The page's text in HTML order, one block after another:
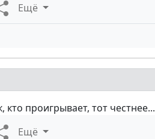
Ещё
проигрывает, тот честнее...
Ещё